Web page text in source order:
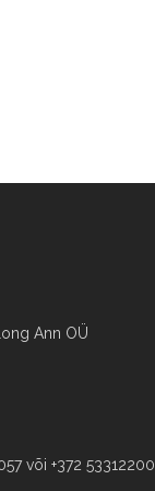
Ann OÜ
või +372 53312200